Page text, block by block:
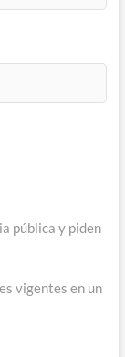
pública y piden
vigentes en un